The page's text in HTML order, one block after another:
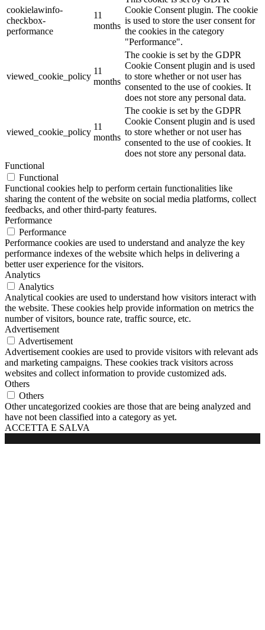
cookielawinfo-
checkbox-
performance
11
months
Cookie Consent plugin. The cookie
is used to store the user consent for
the cookies in the category
"Performance".
viewed_cookie_policy
11
months
The cookie is set by the GDPR
Cookie Consent plugin and is used
to store whether or not user has
consented to the use of cookies. It
does not store any personal data.
viewed_cookie_policy
11
months
The cookie is set by the GDPR
Cookie Consent plugin and is used
to store whether or not user has
consented to the use of cookies. It
does not store any personal data.
Functional
Functional
Functional cookies help to perform certain functionalities like
sharing the content of the website on social media platforms, collect
feedbacks, and other third-party features.
Performance
Performance
Performance cookies are used to understand and analyze the key
performance indexes of the website which helps in delivering a
better user experience for the visitors.
Analytics
Analytics
Analytical cookies are used to understand how visitors interact with
the website. These cookies help provide information on metrics the
number of visitors, bounce rate, traffic source, etc.
Advertisement
Advertisement
Advertisement cookies are used to provide visitors with relevant ads
and marketing campaigns. These cookies track visitors across
websites and collect information to provide customized ads.
Others
Others
Other uncategorized cookies are those that are being analyzed and
have not been classified into a category as yet.
ACCETTA E SALVA